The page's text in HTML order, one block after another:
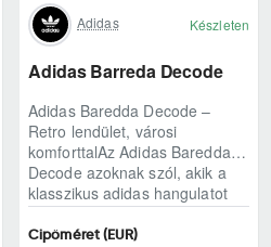
Adidas Készleten
Adidas Barreda Decode
Adidas Baredda Decode –
Retro lendület, városi
komforttalAz Adidas Baredda
Decode azoknak szól, akik a
klasszikus adidas hangulatot
modern, mindennap ..
Cipőméret (EUR)